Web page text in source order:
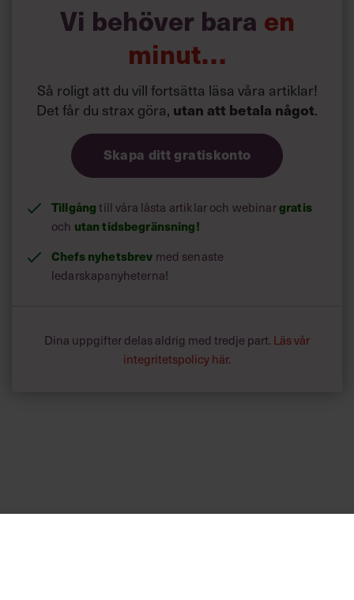
Vi behöver bara en
minut…
Så roligt att du vill fortsätta läsa våra artiklar!
Det får du strax göra, utan att betala något.
Skapa ditt gratiskonto
Tillgång till våra låsta artiklar och webinargratis
och utan tidsbegränsning!
Chefs nyhetsbrev med senaste
ledarskapsnyheterna!
Dina uppgifter delas aldrig med tredje part. Läs vår
integritetspolicy här.